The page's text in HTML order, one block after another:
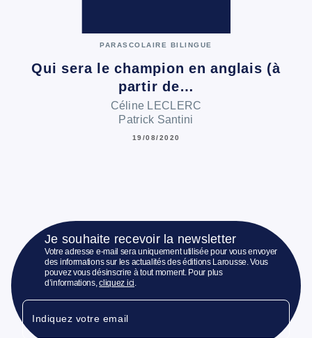
PARASCOLAIRE BILINGUE
Qui sera le champion en anglais (à
partir de…
Céline LECLERC
Patrick Santini
19/08/2020
Je souhaite recevoir la newsletter
Votre adresse e-mail sera uniquement utilisée pour vous envoyer
des informations sur les actualités des éditions Larousse. Vous
pouvez vous désinscrire à tout moment. Pour plus
d’informations,cliquez ici
Indiquez votre email